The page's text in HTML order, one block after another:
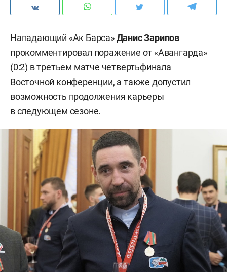
Нападающий «Ак Барса»Данис Зарипов
прокомментировал поражение от «Авангарда»
(0:2) в третьем матче четвертьфинала
Восточной конференции, а также допустил
возможность продолжения карьеры
в следующем сезоне.